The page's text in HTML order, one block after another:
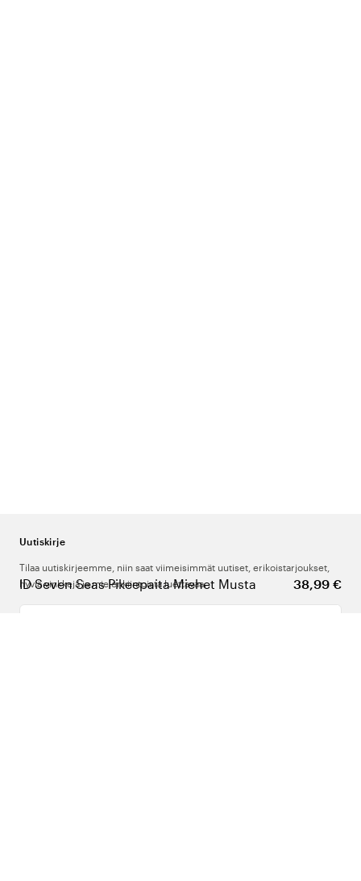
ID Seven Seas Pikeepaita Miehet Musta 38,99 €
Uutiskirje
Tilaa uutiskirjeemme, niin saat viimeisimmät uutiset, erikoistarjoukset,
hyviä vinkkejä ja mielenkiintoista luettavaa.
Kirjoita sähköpostiosoitteesi